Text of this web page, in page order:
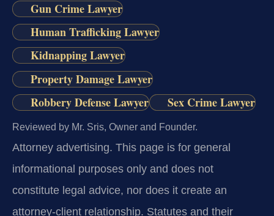
Gun Crime Lawyer
Human Trafficking Lawyer
Kidnapping Lawyer
Property Damage Lawyer
Robbery Defense Lawyer
Sex Crime Lawyer
Reviewed by Mr. Sris, Owner and Founder.
Attorney advertising. This page is for general
informational purposes only and does not
constitute legal advice, nor does it create an
attorney-client relationship. Statutes and their